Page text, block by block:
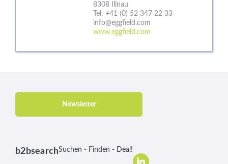
8308 Illnau
Tel: +41 (0) 52 347 22 33
info@eggfield.com
www.eggfield.com
Newsletter
b2bsearchSuchen - Finden - Deal!